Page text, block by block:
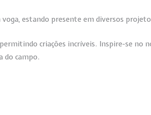
estando presente em diversos
criações incríveis. Inspire-se no
do campo.